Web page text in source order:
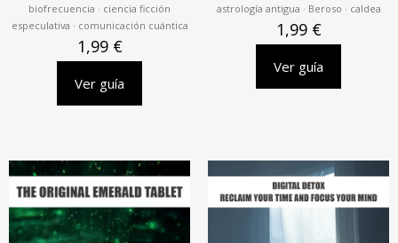
biofrecuencia · ciencia ficción
especulativa · comunicación cuántica
1,99 €
Ver guía
astrología antigua · Beroso · caldea
1,99 €
Ver guía